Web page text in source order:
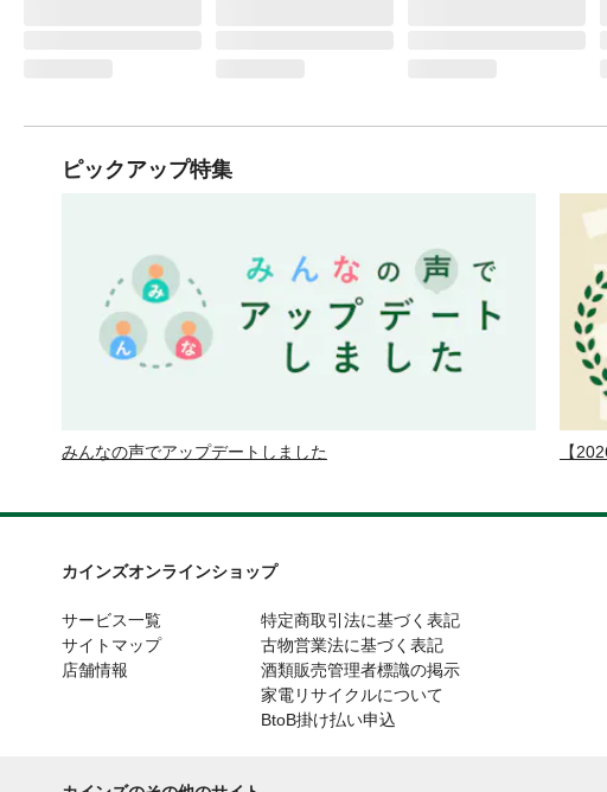
ピックアップ特集
みんなの声でアップデートしました 【
カインズオンラインショップ
サービス一覧
サイトマップ
店舗情報
特定商取引法に基づく表記
古物営業法に基づく表記
酒類販売管理者標識の掲示
家電リサイクルについて
BtoB掛け払い申込